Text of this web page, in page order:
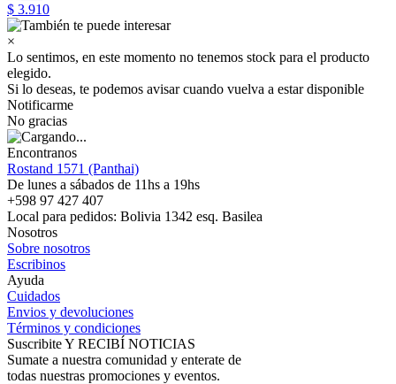
$ 3.910
×
Lo sentimos, en este momento no tenemos stock para el producto
elegido.
Si lo deseas, te podemos avisar cuando vuelva a estar disponible
Notificarme
No gracias
Encontranos
Rostand 1571 (Panthai)
De lunes a sábados de 11hs a 19hs
+598 97 427 407
Local para pedidos: Bolivia 1342 esq. Basilea
Nosotros
Sobre nosotros
Escribinos
Ayuda
Cuidados
Envios y devoluciones
Términos y condiciones
Suscribite Y RECIBÍ NOTICIAS
Sumate a nuestra comunidad y enterate de
todas nuestras promociones y eventos.